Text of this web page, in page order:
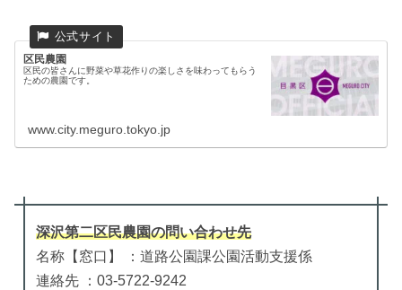
区民農園
区民の皆さんに野菜や草花作りの楽しさを味わってもらう
ための農園です。
www.city.meguro.tokyo.jp
深沢第二区民農園の問い合わせ先
名称【窓口】 ：道路公園課公園活動支援係
連絡先 ：03-5722-9242